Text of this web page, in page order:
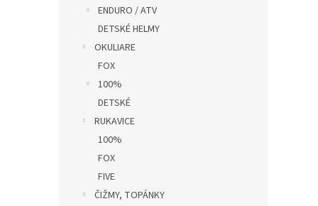
ENDURO / ATV
DETSKÉ HELMY
OKULIARE
FOX
100%
DETSKÉ
RUKAVICE
100%
FOX
FIVE
ČIŽMY, TOPÁNKY